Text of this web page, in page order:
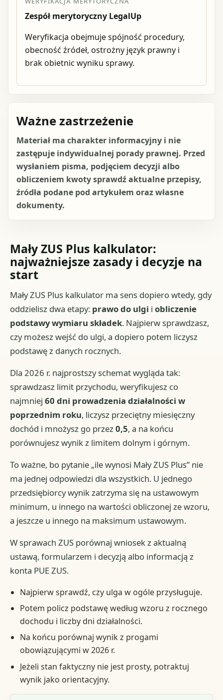
Zespół merytoryczny LegalUp
Weryfikacja obejmuje spójność procedury,
obecność źródeł, ostrożny język prawny i
brak obietnic wyniku sprawy.
Ważne zastrzeżenie
Materiał ma charakter informacyjny i nie
zastępuje indywidualnej porady prawnej. Przed
wysłaniem pisma, podjęciem decyzji albo
obliczeniem kwoty sprawdź aktualne przepisy,
źródła podane pod artykułem oraz własne
dokumenty.
Mały ZUS Plus kalkulator:
najważniejsze zasady i decyzje na
start
Mały ZUS Plus kalkulator ma sens dopiero wtedy, gdy
oddzielisz dwa etapy: prawo do ulgi iobliczenie
podstawy wymiaru składek. Najpierw sprawdzasz,
czy możesz wejść do ulgi, a dopiero potem liczysz
podstawę z danych rocznych.
Dla 2026 r. najprostszy schemat wygląda tak:
sprawdzasz limit przychodu, weryfikujesz co
najmniej60 dni prowadzenia działalności w
poprzednim roku, liczysz przeciętny miesięczny
dochód i mnożysz go przez0,5, a na końcu
porównujesz wynik z limitem dolnym i górnym.
To ważne, bo pytanie „ile wynosi Mały ZUS Plus” nie
ma jednej odpowiedzi dla wszystkich. U jednego
przedsiębiorcy wynik zatrzyma się na ustawowym
minimum, u innego na wartości obliczonej ze wzoru,
a jeszcze u innego na maksimum ustawowym.
W sprawach ZUS porównaj wniosek z aktualną
ustawą, formularzem i decyzją albo informacją z
konta PUE ZUS.
Najpierw sprawdź, czy ulga w ogóle przysługuje.
Potem policz podstawę według wzoru z rocznego
dochodu i liczby dni działalności.
Na końcu porównaj wynik z progami
obowiązującymi w 2026 r.
Jeżeli stan faktyczny nie jest prosty, potraktuj
wynik jako orientacyjny.